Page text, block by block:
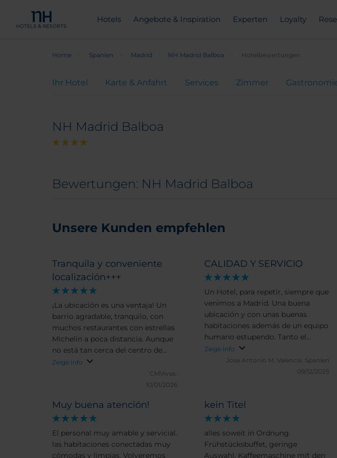
Hotels Angebote & Inspiration Experten Loyalty
Home Spanien Madrid NH Madrid Balboa Hotelbewertungen
Ihr Hotel Karte & Anfahrt Services Zimmer
NH Madrid Balboa
Bewertungen: NH Madrid Balboa
Unsere Kunden empfehlen
kein Titel
alles soweit in Ordnung.
Frühstücksbuffet, geringe
Auswahl, Kaffeemaschine mit den
Tranquila y conveniente
localización+++
¡La ubicación es una ventaja! Un
barrio agradable, tranquilo, con
muchos restaurantes con estrellas
Michelin a poca distancia. Aunque
no está tan cerca del centro de
Madrid, está a solo 10-15 minutos
Zeige Info
CMVivas.
10/01/2026
CALIDAD Y SERVICIO
Un Hotel, para repetir, siempre que
venimos a Madrid. Una buena
ubicación y con unas buenas
habitaciones además de un equipo
humano estupendo. Tanto el
servicio de habitaciones, recepción
y el personal del restaurante.
Zeige Info
Jose Antonio M. Valencia, Spanien
09/12/2025
Muy buena atención!
El personal muy amable y servicial.
las habitaciones conectadas muy
cómodas y limpias. Volveremos